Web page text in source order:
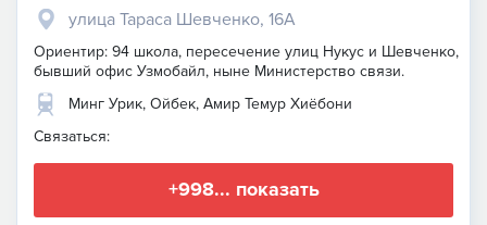
улица Тараса Шевченко, 16А
Ориентир: 94 школа, пересечение улиц Нукус и Шевченко,
бывший офис Узмобайл, ныне Министерство связи.
Минг Урик, Ойбек, Амир Темур Хиёбони
Связаться:
+998... показать